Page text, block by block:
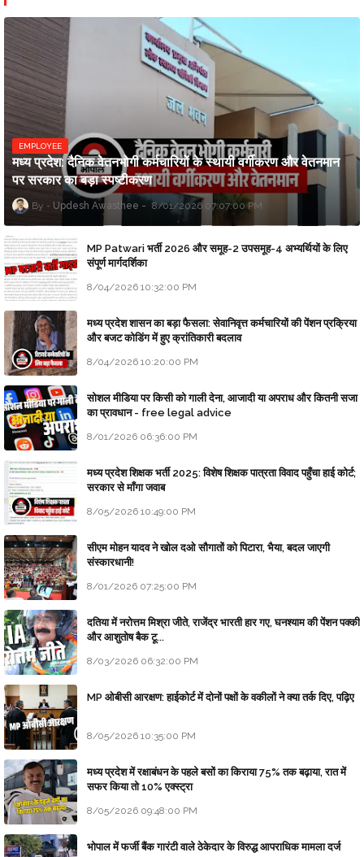
EMPLOYEE
मध्य प्रदेश: दैनिक वेतनभोगी कर्मचारियों के स्थायी वर्गीकरण और वेतनमान
पर सरकार का बड़ा स्पष्टीकरण
Updesh Awasthee 8/01/2026 07:07:00 PM
MP Patwari भर्ती 2026 और समूह-2 उपसमूह-4 अभ्यर्थियों के लिए
संपूर्ण मार्गदर्शिका
8/04/2026 10:32:00 PM
मध्य प्रदेश शासन का बड़ा फैसला: सेवानिवृत्त कर्मचारियों की पेंशन प्रक्रिया
और बजट कोडिंग में हुए क्रांतिकारी बदलाव
8/04/2026 10:20:00 PM
सोशल मीडिया पर किसी को गाली देना, आजादी या अपराध और कितनी सजा
का प्रावधान - free legal advice
8/01/2026 06:36:00 PM
मध्य प्रदेश शिक्षक भर्ती 2025: विशेष शिक्षक पात्रता विवाद पहुँचा हाई कोर्ट;
सरकार से माँगा जवाब
8/05/2026 10:49:00 PM
सीएम मोहन यादव ने खोल दओ सौगातों को पिटारा, भैया, बदल जाएगी
संस्कारधानी!
8/01/2026 07:25:00 PM
दतिया में नरोत्तम मिश्रा जीते, राजेंद्र भारती हार गए, घनश्याम की पेंशन पक्की
और आशुतोष बैक टू...
8/03/2026 06:32:00 PM
MP ओबीसी आरक्षण: हाईकोर्ट में दोनों पक्षों के वकीलों ने क्या तर्क दिए, पढ़िए
8/05/2026 10:35:00 PM
मध्य प्रदेश में रक्षाबंधन के पहले बसों का किराया 75% तक बढ़ाया, रात में
सफर किया तो 10% एक्स्ट्रा
8/05/2026 09:48:00 PM
भोपाल में फर्जी बैंक गारंटी वाले ठेकेदार के विरुद्ध आपराधिक मामला दर्ज